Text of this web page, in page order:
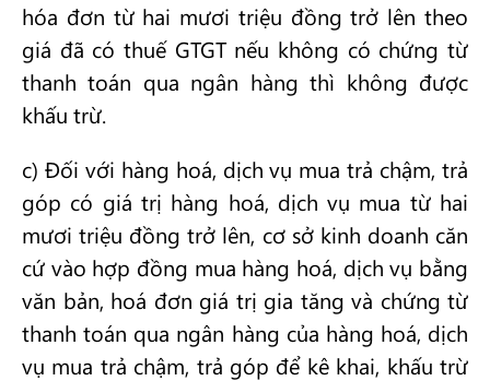
hóa đơn từ hai mươi triệu đồng trở lên theo
giá đã có thuế GTGT nếu không có chứng từ
thanh toán qua ngân hàng thì không được
khấu trừ.
c) Đối với hàng hoá, dịch vụ mua trả chậm, trả
góp có giá trị hàng hoá, dịch vụ mua từ hai
mươi triệu đồng trở lên, cơ sở kinh doanh căn
cứ vào hợp đồng mua hàng hoá, dịch vụ bằng
văn bản, hoá đơn giá trị gia tăng và chứng từ
thanh toán qua ngân hàng của hàng hoá, dịch
vụ mua trả chậm, trả góp để kê khai, khấu trừ